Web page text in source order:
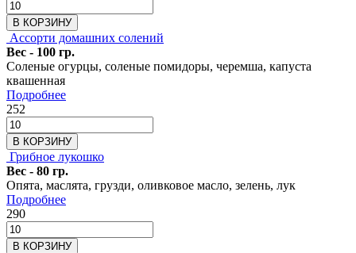
В КОРЗИНУ
Ассорти домашних солений
Вес - 100 гр.
Соленые огурцы, соленые помидоры, черемша, капуста
квашенная
Подробнее
252
В КОРЗИНУ
Грибное лукошко
Вес - 80 гр.
Опята, маслята, грузди, оливковое масло, зелень, лук
Подробнее
290
В КОРЗИНУ